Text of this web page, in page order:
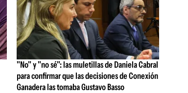
"No" y "no sé": las muletillas de Daniela Cabral
para confirmar que las decisiones de Conexión
Ganadera las tomaba Gustavo Basso